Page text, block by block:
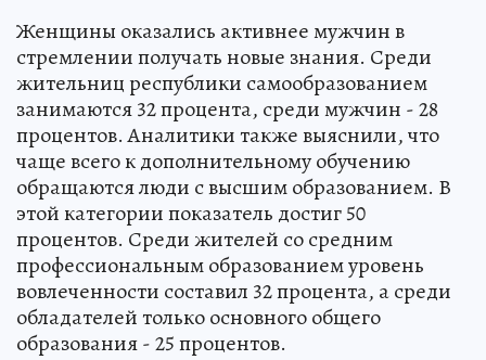
Женщины оказались активнее мужчин в
стремлении получать новые знания. Среди
жительниц республики самообразованием
занимаются 32 процента, среди мужчин - 28
процентов. Аналитики также выяснили, что
чаще всего к дополнительному обучению
обращаются люди с высшим образованием. В
этой категории показатель достиг 50
процентов. Среди жителей со средним
профессиональным образованием уровень
вовлеченности составил 32 процента, а среди
обладателей только основного общего
образования - 25 процентов.